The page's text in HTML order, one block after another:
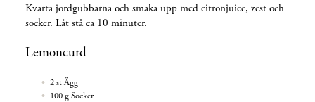
Kvarta jordgubbarna och smaka upp med citronjuice, zest och
socker. Låt stå ca 10 minuter.
Lemoncurd
2 st Ägg
100 g Socker